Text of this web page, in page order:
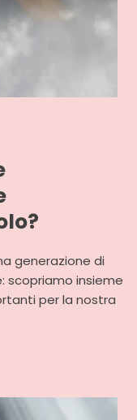
generazione di
scopriamo insieme
per la nostra